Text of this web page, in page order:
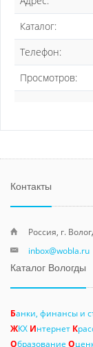
Каталог:
Телефон:
Просмотров:
Контакты
Россия, г.
inbox@wobla.ru
Каталог Вологды
Банки, финансы и
ЖКХ Интернет К
Образование О